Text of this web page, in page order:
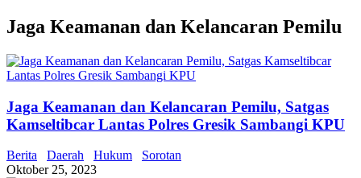
Jaga Keamanan dan Kelancaran Pemilu
Jaga Keamanan dan Kelancaran Pemilu, Satgas
Kamseltibcar Lantas Polres Gresik Sambangi KPU
Berita Daerah Hukum
Sorotan
Oktober 25, 2023